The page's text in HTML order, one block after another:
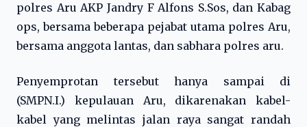
polres Aru AKP Jandry F Alfons S.Sos, dan Kabag
ops, bersama beberapa pejabat utama polres Aru,
bersama anggota lantas, dan sabhara polres aru.
Penyemprotan tersebut hanya sampai di
(SMPN.I.) kepulauan Aru, dikarenakan kabel-
kabel yang melintas jalan raya sangat randah